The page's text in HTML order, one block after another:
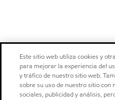
Este sitio web utiliza cookies y
para mejorar la experiencia del
y tráfico de nuestro sitio web.
sobre su uso de nuestro sitio con
sociales, publicidad y análisis,